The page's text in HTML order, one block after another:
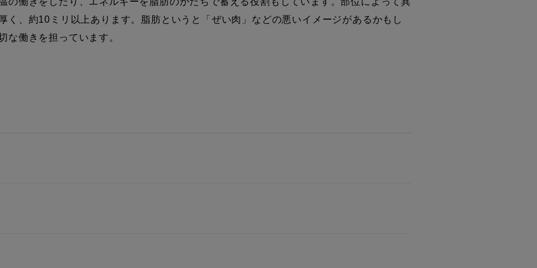
く、約10ミリ以上あります。脂肪というと「ぜい肉」などの悪いイメージがあるかもし
な働きを担っています。